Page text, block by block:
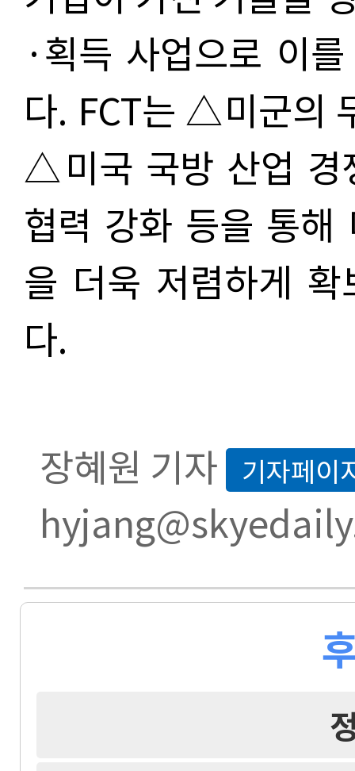
·획득 사업으로 이
다. FCT는 △미군의
△미국 국방 산업
협력 강화 등을 통해
을 더욱 저렴하게
다.
장혜원 기자 기자페이